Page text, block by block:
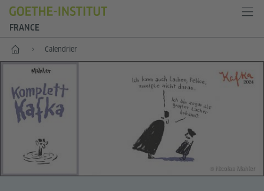
FRANCE
Accueil Calendrier
© Nicolas Mahler